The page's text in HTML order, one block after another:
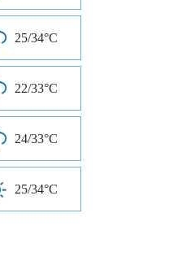
25/34°C
22/33°C
24/33°C
25/34°C